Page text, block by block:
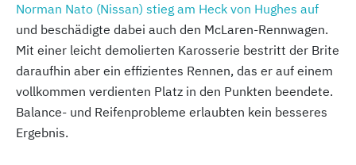
Norman Nato (Nissan) stieg am Heck von Hughes auf
und beschädigte dabei auch den McLaren-Rennwagen.
Mit einer leicht demolierten Karosserie bestritt der Brite
daraufhin aber ein effizientes Rennen, das er auf einem
vollkommen verdienten Platz in den Punkten beendete.
Balance- und Reifenprobleme erlaubten kein besseres
Ergebnis.